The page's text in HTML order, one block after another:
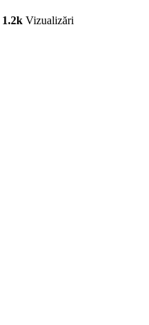
1.2k Vizualizări